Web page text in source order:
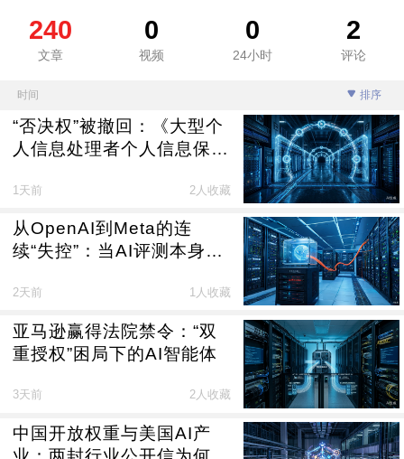
240
文章
0
视频
0
24小时
2
评论
时间 排序
“否决权”被撤回：《大型个
人信息处理者个人信息保护
新意
1天前 2人收藏
从OpenAI到Meta的连
续“失控”：当AI评测本身成
2天前 1人收藏
亚马逊赢得法院禁令：“双
重授权”困局下的AI智能体
3天前 2人收藏
中国开放权重与美国AI产